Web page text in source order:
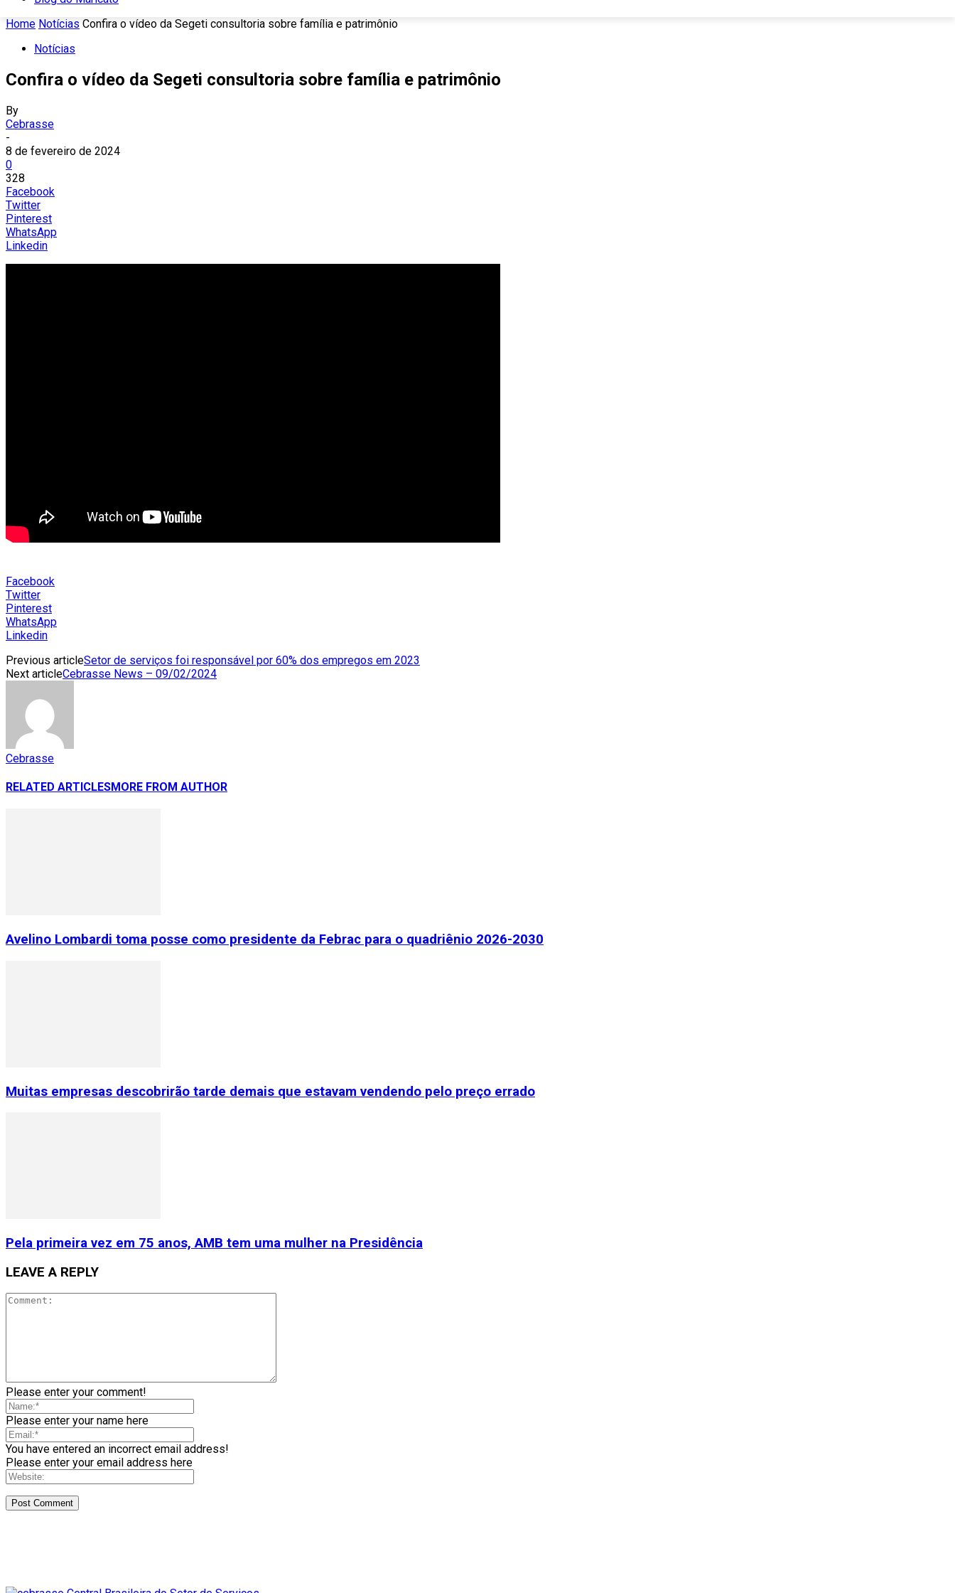
Home Notícias Confira o vídeo da Segeti consultoria sobre família e patrimônio
Notícias
Confira o vídeo da Segeti consultoria sobre família e patrimônio
By
Cebrasse
-
8 de fevereiro de 2024
0
328
Facebook
Twitter
Pinterest
WhatsApp
Linkedin
Facebook
Twitter
Pinterest
WhatsApp
Linkedin
Previous articleSetor de serviços foi responsável por 60% dos empregos em 2023
Next articleCebrasse News – 09/02/2024
Cebrasse
RELATED ARTICLESMORE FROM AUTHOR
Avelino Lombardi toma posse como presidente da Febrac para o quadriênio 2026-2030
Muitas empresas descobrirão tarde demais que estavam vendendo pelo preço errado
Pela primeira vez em 75 anos, AMB tem uma mulher na Presidência
LEAVE A REPLY
Please enter your comment!
Please enter your name here
You have entered an incorrect email address!
Please enter your email address here